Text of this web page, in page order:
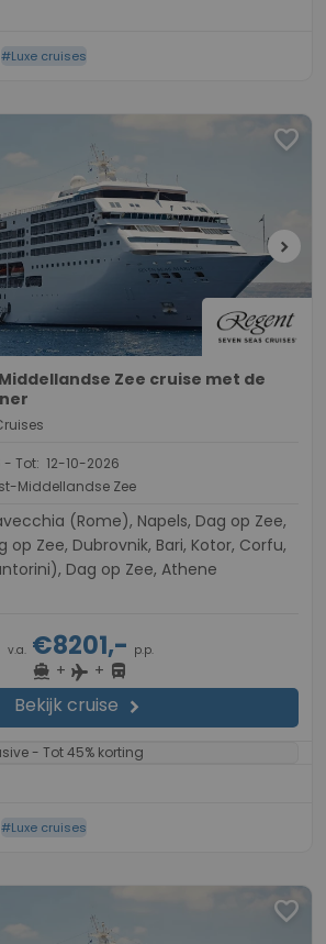
#Luxe cruises
favorite
chevron_right
Zee cruise met de
Tot: 12-10-2026
Middellandse Zee
op Zee, Dubrovnik, Bari, Kotor, Corfu,
Dag op Zee, Athene
v.a.€8201,- p.p.
directions_boat + flight + directions_bus
Bekijk cruise chevron_right
- Tot 45% korting
#Luxe cruises
favorite